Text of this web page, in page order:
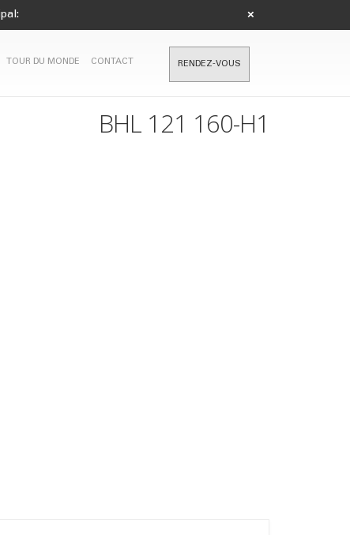
×
TOUR DU MONDE CONTACT RENDEZ-VOUS
BHL 121 160-H1